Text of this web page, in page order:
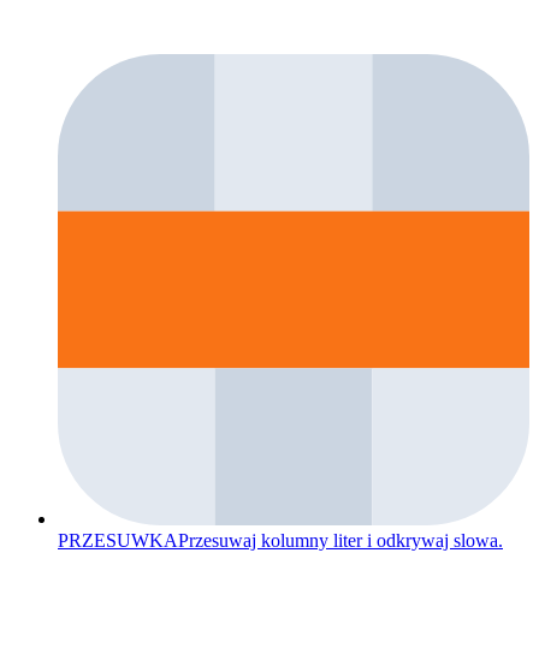
PRZESUWKAPrzesuwaj kolumny liter i odkrywaj slowa.